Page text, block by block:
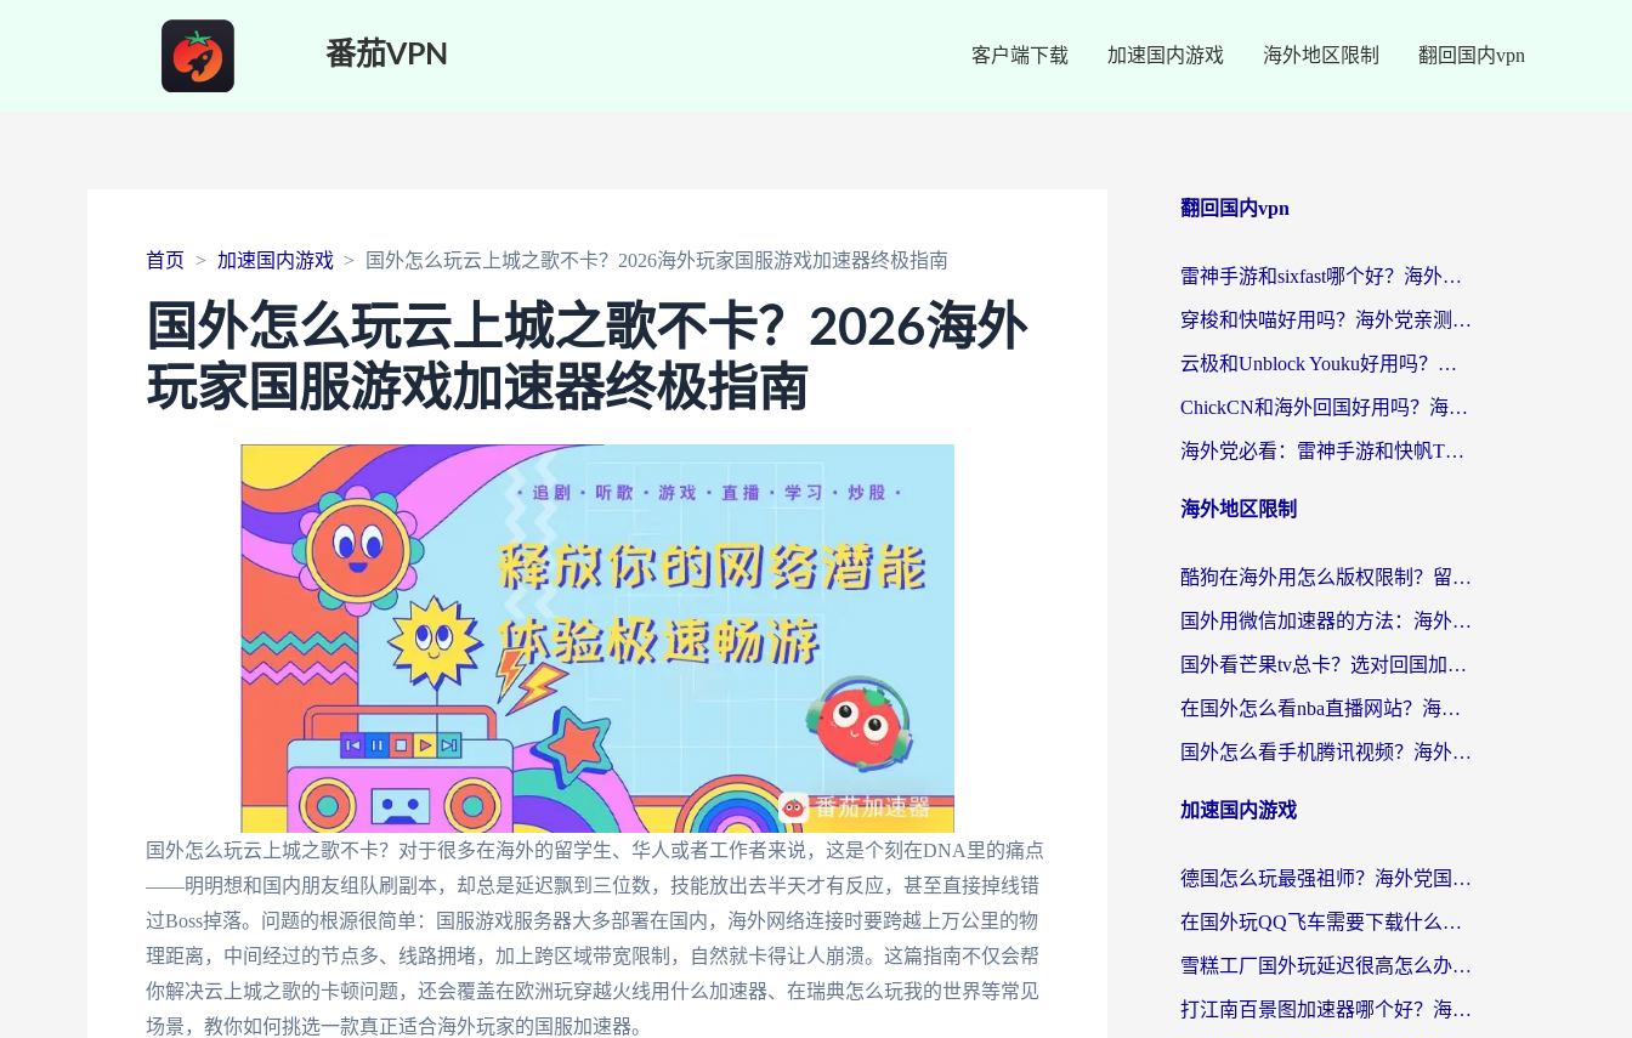
番茄VPN 客户端下载 加速国内游戏 海外地区限制 翻回国内vpn
首页 加速国内游戏 国外怎么玩云上城之歌不卡？2026海外玩家国服游戏加速器终极指南
国外怎么玩云上城之歌不卡？2026海外
玩家国服游戏加速器终极指南
国外怎么玩云上城之歌不卡？对于很多在海外的留学生、华人或者工作者来说，这是个刻在DNA里的痛点
——明明想和国内朋友组队刷副本，却总是延迟飘到三位数，技能放出去半天才有反应，甚至直接掉线错
过Boss掉落。问题的根源很简单：国服游戏服务器大多部署在国内，海外网络连接时要跨越上万公里的物
理距离，中间经过的节点多、线路拥堵，加上跨区域带宽限制，自然就卡得让人崩溃。这篇指南不仅会帮
你解决云上城之歌的卡顿问题，还会覆盖在欧洲玩穿越火线用什么加速器、在瑞典怎么玩我的世界等常见
场景，教你如何挑选一款真正适合海外玩家的国服加速器。
翻回国内vpn
雷神手游和sixfast哪个好？海外党亲测3款回国加速器，教你选对不踩坑
穿梭和快喵好用吗？海外党亲测：小众加速器对比+番茄加速器深度体验
云极和Unblock Youku好用吗？海外党亲测+2026回国加速器避坑指南
ChickCN和海外回国好用吗？海外党2026亲测：从手游到影音，选对加速器的3个关键
海外党必看：雷神手游和快帆TV版好用吗？3步选对回国加速器不踩坑
海外地区限制
酷狗在海外用怎么版权限制？留学生亲测：3步解决听国内音乐难题
国外用微信加速器的方法：海外党无缝连接国内生活的实用指南
国外看芒果tv总卡？选对回国加速器，轻松追《浪姐》不费劲
在国外怎么看nba直播网站？海外党专属体育观赛指南，告别地区限制！
国外怎么看手机腾讯视频？海外党亲测有效的追剧加速器选择指南
加速国内游戏
德国怎么玩最强祖师？海外党国服游戏加速器选择全攻略（附宝可梦Online实测）
在国外玩QQ飞车需要下载什么加速器呢？海外党亲测有效的国服游戏加速指南
雪糕工厂国外玩延迟很高怎么办？海外玩家国服游戏加速终极攻略（附实测推荐）
打江南百景图加速器哪个好？海外党踩坑N次后，终于找到不卡的秘诀